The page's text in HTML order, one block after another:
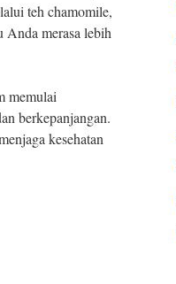
teh chamomile,
Anda merasa lebih
memulai
berkepanjangan.
kesehatan